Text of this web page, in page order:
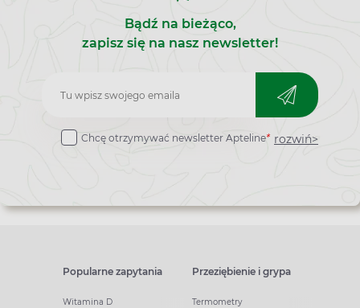
Bądź na bieżąco,
zapisz się na nasz newsletter!
Zapisz
do
Chcę otrzymywać newsletter Apteline* rozwiń>
Popularne zapytania
Witamina D
Przeziębienie i grypa
Termometry